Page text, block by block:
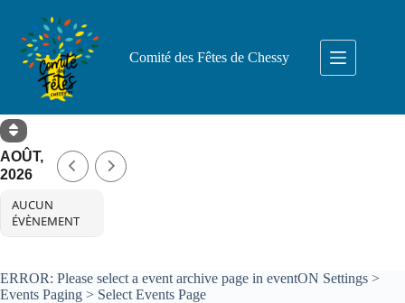
contenu
Comité des Fêtes de Chessy
AOÛT,
2026
AUCUN
ÉVÈNEMENT
ERROR: Please select a event archive page in eventON Settings >
Events Paging > Select Events Page